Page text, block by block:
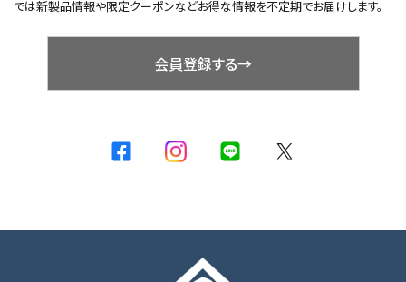
では新製品情報や限定クーポンなどお得な情報を不定期でお届けします。
会員登録する→